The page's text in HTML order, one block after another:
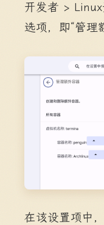
开发者 >
选项，即“管理
在该设置项中